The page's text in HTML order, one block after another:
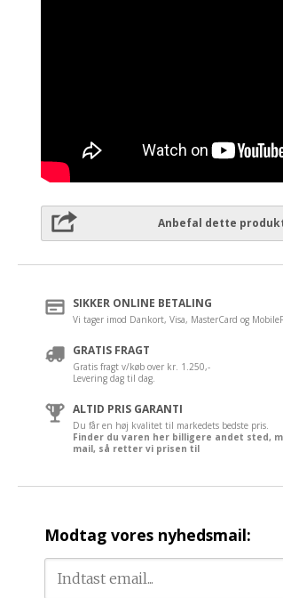
Anbefal dette
SIKKER ONLINE BETALING
Vi tager imod Dankort, Visa, MasterCard og
GRATIS FRAGT
Gratis fragt v/køb over kr. 1.250,-
Levering dag til dag.
ALTID PRIS GARANTI
Du får en høj kvalitet til markedets bedste pris.
Finder du varen her billigere andet sted,
mail, så retter vi prisen til
Modtag vores nyhedsmail: